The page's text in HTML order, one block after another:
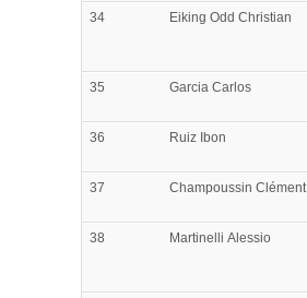
34 Eiking Odd Christian
35 Garcia Carlos
36 Ruiz Ibon
37 Champoussin Clément
38 Martinelli Alessio